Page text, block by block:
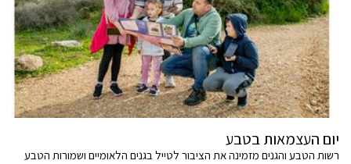
יום העצמאות בטבע
רשות הטבע והגנים מזמינה את הציבור לטייל בגנים הלאומיים ושמורות הטבע